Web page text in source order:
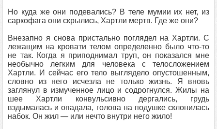
Но куда же они подевались? В теле мумии их нет, из
саркофага они скрылись, Хартли мертв. Где же они?
Внезапно я снова пристально поглядел на Хартли. С
лежащим на кровати телом определенно было что-то
не так. Когда я приподнимал труп, он показался мне
необычно легким для человека с телосложением
Хартли. И сейчас его тело выглядело опустошенным,
словно из него исчезла не только жизнь. Я вновь
заглянул в измученное лицо и содрогнулся. Жилы на
шее Хартли конвульсивно дергались, грудь
вздымалась и опадала, голова на подушке склонилась
набок. Он жил — или нечто внутри него жило!